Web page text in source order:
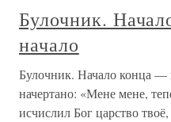
Булочник.
начало
Булочник. Начало конца —
начертано: «Мене мене,
исчислил Бог царство